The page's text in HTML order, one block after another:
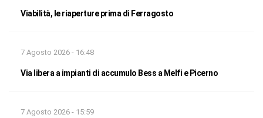
Viabilità, le riaperture prima di Ferragosto
7 Agosto 2026 - 16:48
Via libera a impianti di accumulo Bess a Melfi e Picerno
7 Agosto 2026 - 15:59